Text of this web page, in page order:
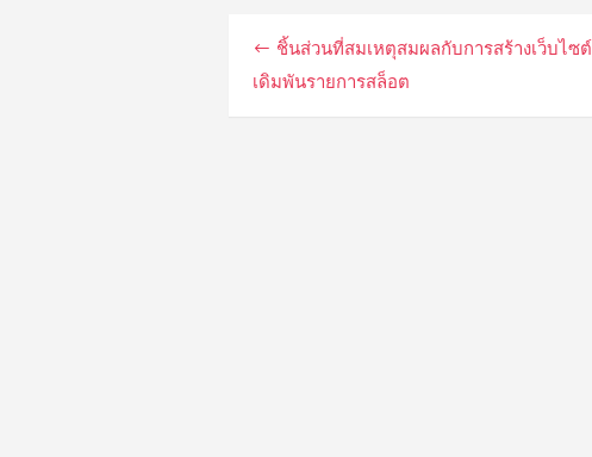
Post
navigation
ชิ้นส่วนที่สมเหตุสมผลกับการสร้างเว็บไซต์
เดิมพันรายการสล็อต